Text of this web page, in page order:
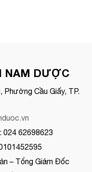
NAM DƯỢC
Cầu Giấy, TP.
024 62698623
– Tổng Giám Đốc